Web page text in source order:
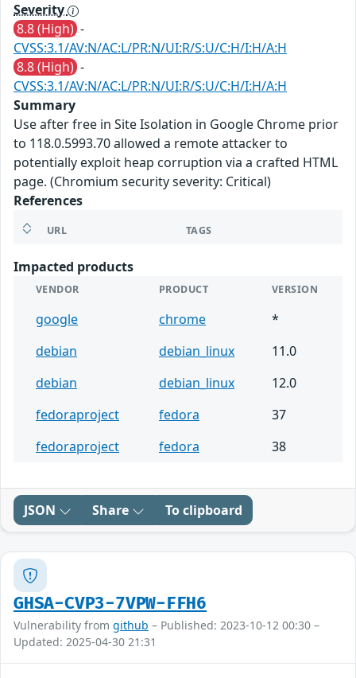
Severity
8.8 (High) -
CVSS:3.1/AV:N/AC:L/PR:N/UI:R/S:U/C:H/I:H/A:H
8.8 (High) -
CVSS:3.1/AV:N/AC:L/PR:N/UI:R/S:U/C:H/I:H/A:H
Summary
Use after free in Site Isolation in Google Chrome prior
to 118.0.5993.70 allowed a remote attacker to
potentially exploit heap corruption via a crafted HTML
page. (Chromium security severity: Critical)
References
URL TAGS
Impacted products
VENDOR PRODUCT VERSION
google chrome
*
debian
debian_linux
11.0
debian
debian_linux
12.0
fedoraproject
fedora
37
fedoraproject
fedora 38
JSON Share To clipboard
GHSA-CVP3-7VPW-FFH6
Vulnerability from github – Published: 2023-10-12 00:30 –
Updated: 2025-04-30 21:31